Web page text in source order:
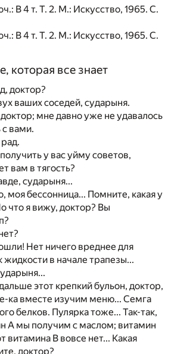
В 4 т. Т. 2. М.: Искусство, 1965. С.
В 4 т. Т. 2. М.: Искусство, 1965. С.
которая все знает
доктор?
ваших соседей, сударыня.
мне давно уже не удавалось
с вами.
у вас уйму советов,
вам в тягость?
сударыня...
моя бессонница... Помните, какая у
что я вижу, доктор? Вы
Нет ничего вреднее для
жидкости в начале трапезы...
этот крепкий бульон, доктор,
ка вместе изучим меню... Семга
белков. Пулярка тоже... Так-так,
А мы получим с маслом; витамин
витамина В вовсе нет... Какая
доктор?